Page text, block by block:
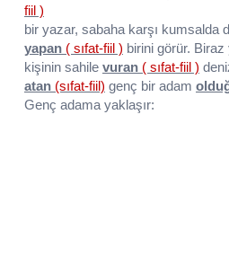
fiil )
bir yazar, sabaha karşı kumsalda
yapan ( sıfat-fiil ) birini görür. Biraz
kişinin sahile vuran ( sıfat-fiil )
atan (sıfat-fiil) genç bir adam
Genç adama yaklaşır: